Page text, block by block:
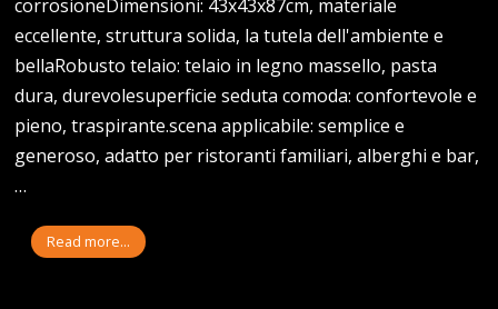
corrosioneDimensioni: 43x43x87cm, materiale
eccellente, struttura solida, la tutela dell'ambiente e
bellaRobusto telaio: telaio in legno massello, pasta
dura, durevolesuperficie seduta comoda: confortevole e
pieno, traspirante.scena applicabile: semplice e
generoso, adatto per ristoranti familiari, alberghi e bar,
…
Read more...